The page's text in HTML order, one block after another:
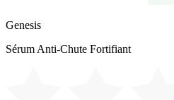
Genesis
Sérum Anti-Chute Fortifiant